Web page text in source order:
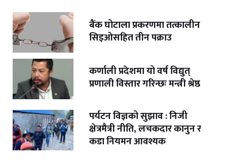
बैंक घोटाला प्रकरणमा तत्कालीन
सिइओसहित तीन पक्राउ
कर्णाली प्रदेशमा यो वर्ष विद्युत्
प्रणाली विस्तार गरिन्छः मन्त्री श्रेष्ठ
पर्यटन विज्ञको सुझाव : निजी
क्षेत्रमैत्री नीति, लचकदार कानुन र
कडा नियमन आवश्यक